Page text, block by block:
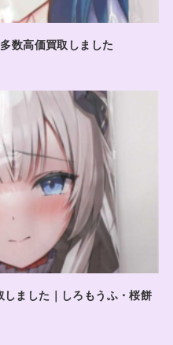
数高価買取しました
ました｜しろもうふ・桜餅